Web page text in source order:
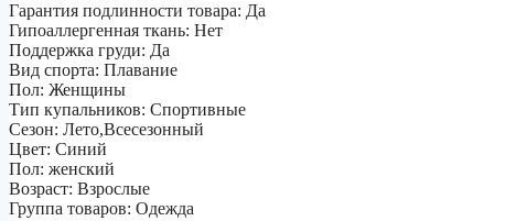
Гарантия подлинности товара: Да
Гипоаллергенная ткань: Нет
Поддержка груди: Да
Вид спорта: Плавание
Пол: Женщины
Тип купальников: Спортивные
Сезон: Лето,Всесезонный
Цвет: Синий
Пол: женский
Возраст: Взрослые
Группа товаров: Одежда